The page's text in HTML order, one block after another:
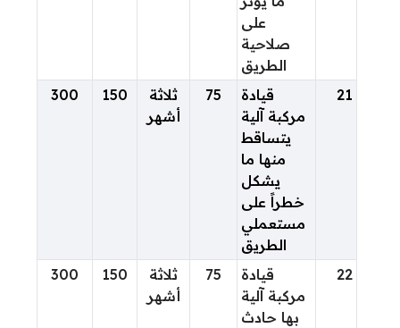
على
صلاحية
الطريق
21
قيادة
مركبة آلية
يتساقط
منها ما
يشكل
خطراً على
مستعملي
الطريق
75
ثلاثة
أشهر
150
300
22
قيادة
مركبة آلية
بها حادث
75
ثلاثة
أشهر
150
300